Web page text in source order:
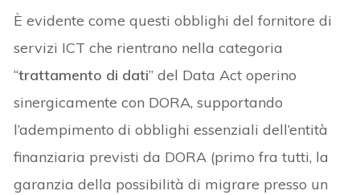
È evidente come questi obblighi del fornitore di
servizi ICT che rientrano nella categoria
“trattamento di dati” del Data Act operino
sinergicamente con DORA, supportando
l’adempimento di obblighi essenziali dell’entità
finanziaria previsti da DORA (primo fra tutti, la
garanzia della possibilità di migrare presso un